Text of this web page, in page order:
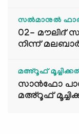
സൽമാനുൽ
02- മൗലിദ്
നിന്ന് മലബാർ
മഅ്റൂഫ്
സാൻഫോ
മഅ്റൂഫ്